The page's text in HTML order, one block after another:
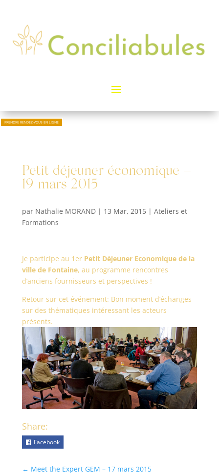
PRENDRE RENDEZ-VOUS EN LIGNE
Petit déjeuner économique –
19 mars 2015
par Nathalie MORAND| 13 Mar, 2015| Ateliers et
Formations
Je participe au 1erPetit Déjeuner Economique de la
ville de Fontaine, au programme rencontres
d’anciens fournisseurs et perspectives !
Retour sur cet événement: Bon moment d’échanges
sur des thématiques intéressant les acteurs
présents.
Share:
Facebook
← Meet the Expert GEM – 17 mars 2015